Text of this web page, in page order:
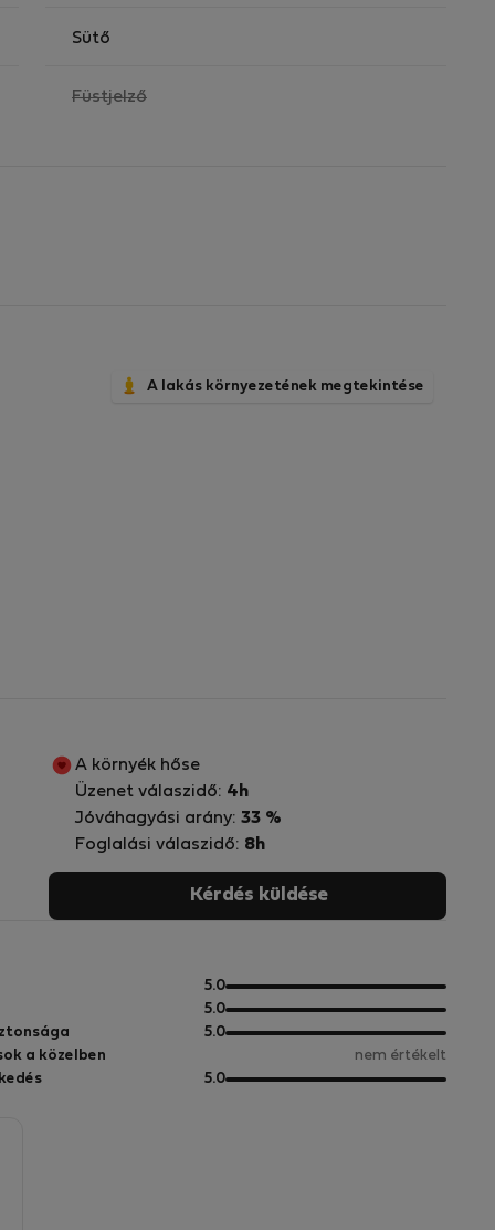
Sütő
Füstjelző,
A lakás környezetének megtekintése
A környék hőse
Üzenet válaszidő: 4h
Jóváhagyási arány: 33 %
Foglalási válaszidő: 8h
Kérdés küldése
5.05
pontból
5.05
pontból
5.05
a közelben
nem értékelt
5.05